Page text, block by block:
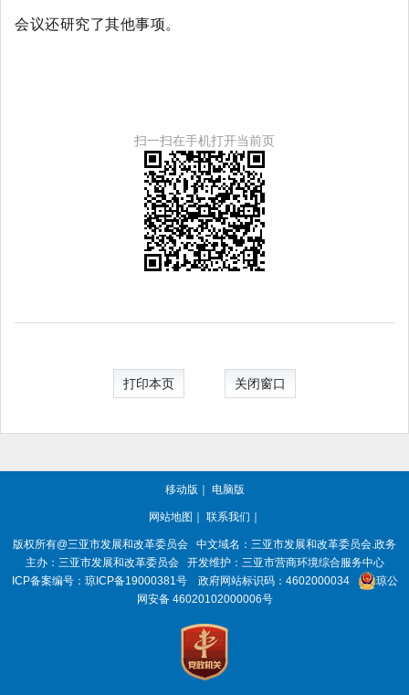
会议还研究了其他事项。
扫一扫在手机打开当前页
打印本页 关闭窗口
移动版 ｜ 电脑版
网站地图 ｜ 联系我们 ｜
版权所有@三亚市发展和改革委员会
中文域名：三亚市发展和改革委员会.政务
主办：三亚市发展和改革委员会
开发维护：三亚市营商环境综合服务中心
ICP备案编号： 琼ICP备19000381号 政府网站标识码： 4602000034
琼公
网安备 46020102000006号